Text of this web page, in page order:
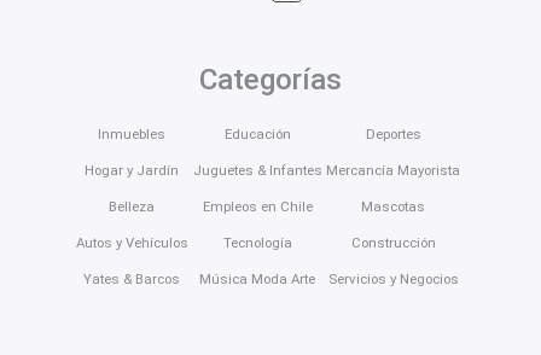
Categorías
Inmuebles
Hogar y Jardín
Belleza
Autos y Vehículos
Yates & Barcos
Educación
Juguetes & Infantes
Empleos en Chile
Tecnología
Música Moda Arte
Deportes
Mercancía Mayorista
Mascotas
Construcción
Servicios y Negocios